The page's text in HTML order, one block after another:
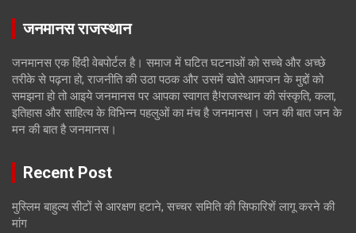
जनमानस राजस्थान
जनमानस एक हिंदी वेबपोर्टल है। समाज में घटित घटनाओं को सच्चे और अच्छे
तरीके से पढ़ना हो, राजनीति की उठा पठक और उसमें खोते आमजन के मुद्दों को
समझना हो तो आइये जनमानस पर आपका स्वागत है!राजस्थान की संस्कृति, कला,
इतिहास और साहित्य के विभिन्न पहलुओं का मंच है जनमानस। जन की बात जन के
मन की बात है जनमानस।
Recent Post
मुस्लिम बाहुल्य सीटों से आरक्षण हटाने, सच्चर समिति की सिफारिशें लागू करने की
मांग